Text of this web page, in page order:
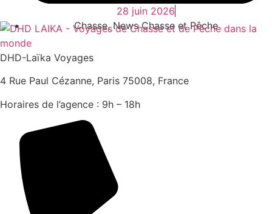
28 juin 2026
Chasse,News Chasse et Pêche
DHD-Laïka Voyages
4 Rue Paul Cézanne, Paris 75008, France
Horaires de l’agence : 9h – 18h